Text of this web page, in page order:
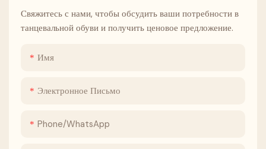
Свяжитесь с нами, чтобы обсудить ваши потребности в
танцевальной обуви и получить ценовое предложение.
Имя
Электронное Письмо
Phone/whatsApp